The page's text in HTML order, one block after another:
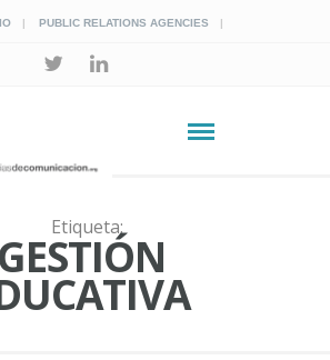
PUBLIC RELATIONS AGENCIES
Etiqueta:
GESTIÓN